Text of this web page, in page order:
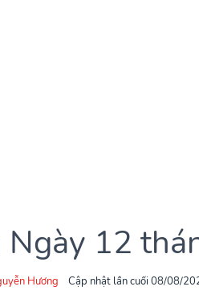
Ngày 12
Hương Cập nhật lần cuối 08/08/